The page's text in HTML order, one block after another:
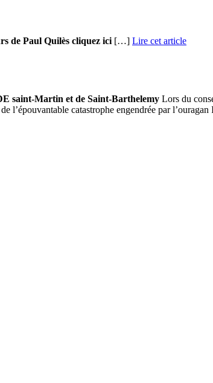
de Paul Quilès cliquez ici […] Lire cet article
saint-Martin et de Saint-Barthelemy Lors du
l’épouvantable catastrophe engendrée par